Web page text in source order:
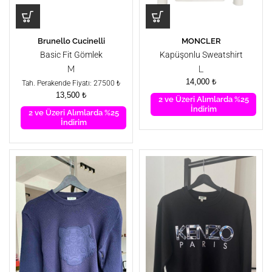
Brunello Cucinelli
Basic Fit Gömlek
M
Tah. Perakende Fiyatı: 27500 ₺
13,500 ₺
2 ve Üzeri Alımlarda %25
İndirim
MONCLER
Kapüşonlu Sweatshirt
14,000 ₺
2 ve Üzeri Alımlarda %25
İndirim